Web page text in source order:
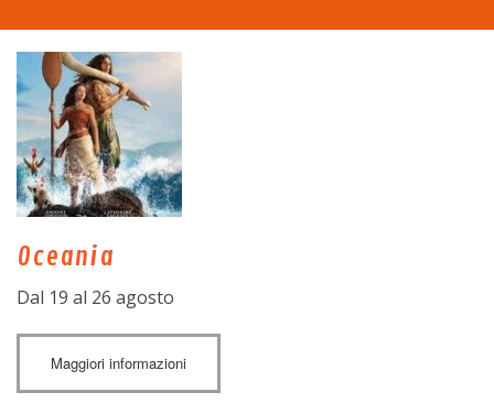
La sala
Programma
Eventi
Trasparenza
Contatti
Oceania
Dal 19 al 26 agosto
Maggiori informazioni